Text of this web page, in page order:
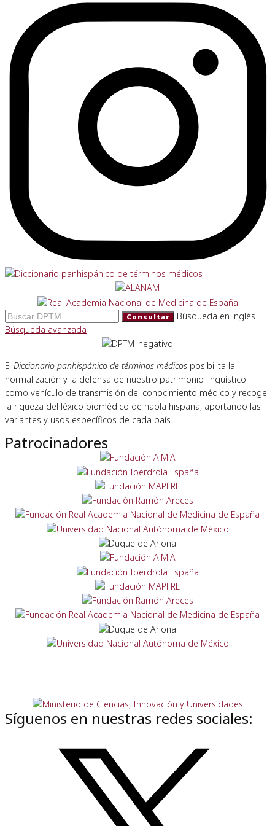
Consultar
Búsqueda en inglés
Búsqueda avanzada
El Diccionario panhispánico de términos médicos posibilita la
normalización y la defensa de nuestro patrimonio lingüístico
como vehículo de transmisión del conocimiento médico y recoge
la riqueza del léxico biomédico de habla hispana, aportando las
variantes y usos específicos de cada país.
Patrocinadores
Síguenos en nuestras redes sociales: